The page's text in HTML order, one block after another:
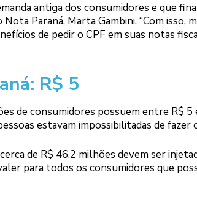
antiga dos consumidores e que
Paraná, Marta Gambini. “Com
de pedir o CPF em suas notas
R$ 5
de consumidores possuem entre R$
estavam impossibilitadas de fazer
de R$ 46,2 milhões devem ser
para todos os consumidores que